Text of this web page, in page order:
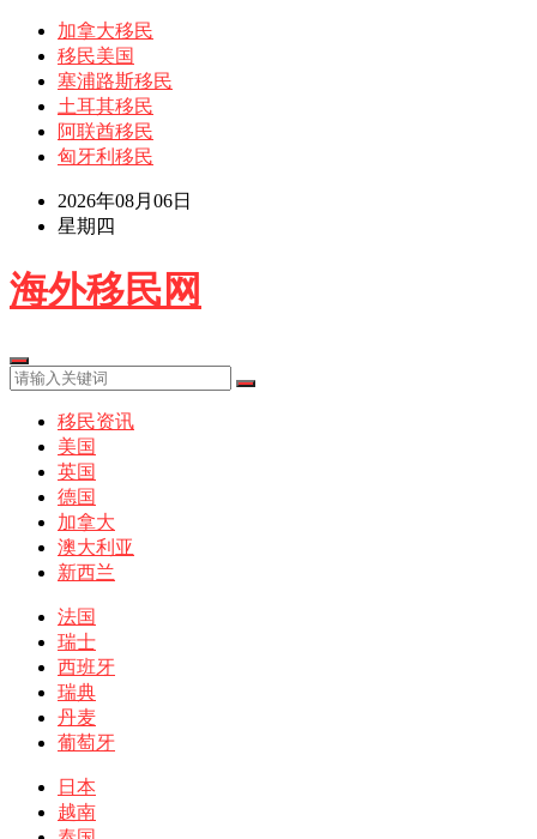
加拿大移民
移民美国
塞浦路斯移民
土耳其移民
阿联酋移民
匈牙利移民
2026年08月06日
星期四
海外移民网
移民资讯
美国
英国
德国
加拿大
澳大利亚
新西兰
法国
瑞士
西班牙
瑞典
丹麦
葡萄牙
日本
越南